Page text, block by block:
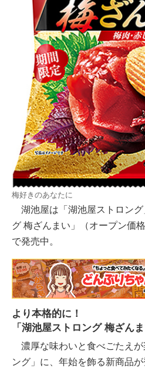
梅好きのあなたに
湖池屋は「湖池屋ストロング
グ 梅ざんまい」（オープン価
で発売中。
より本格的に！
「湖池屋ストロング 梅ざんま
濃厚な味わいと食べごたえが
ング」に、年始を飾る新商品が